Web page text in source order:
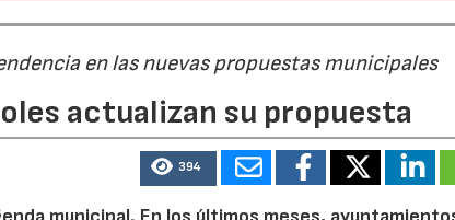
en las nuevas propuestas municipales
actualizan su propuesta
394